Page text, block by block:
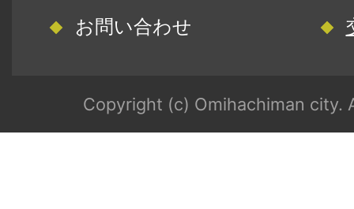
お問い合わせ
Copyright (c) Omihachiman city.